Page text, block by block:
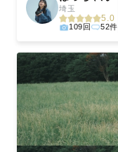
埼玉
5.0
109回 52件